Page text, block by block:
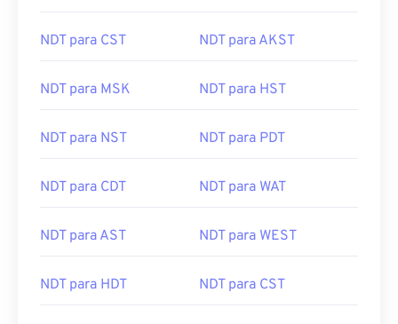
NDT para CST NDT para AKST
NDT para MSK NDT para HST
NDT para NST NDT para PDT
NDT para CDT NDT para WAT
NDT para AST NDT para WEST
NDT para HDT NDT para CST